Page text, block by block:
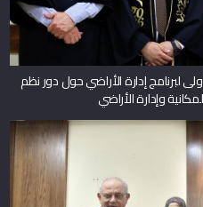
لبرنامج إدارة الأراضي حول دور نظم
وإدارة الأراضي